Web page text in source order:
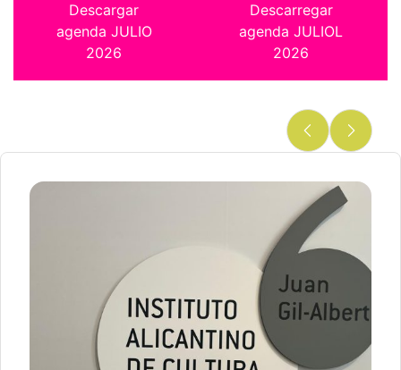
Descargar
agenda JULIO
2026
Descarregar
agenda JULIOL
2026